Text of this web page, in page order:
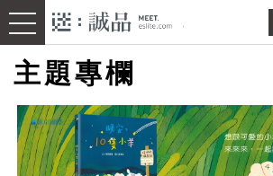
主題專欄